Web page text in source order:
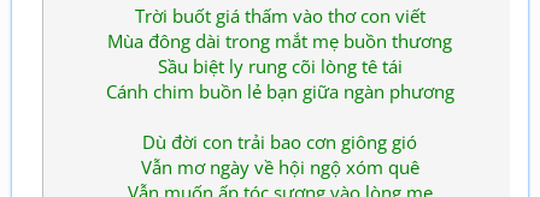
Trời buốt giá thấm vào thơ con viết
Mùa đông dài trong mắt mẹ buồn thương
Sầu biệt ly rung cõi lòng tê tái
Cánh chim buồn lẻ bạn giữa ngàn phương
Dù đời con trải bao cơn giông gió
Vẫn mơ ngày về hội ngộ xóm quê
Vẫn muốn ấp tóc sương vào lòng mẹ